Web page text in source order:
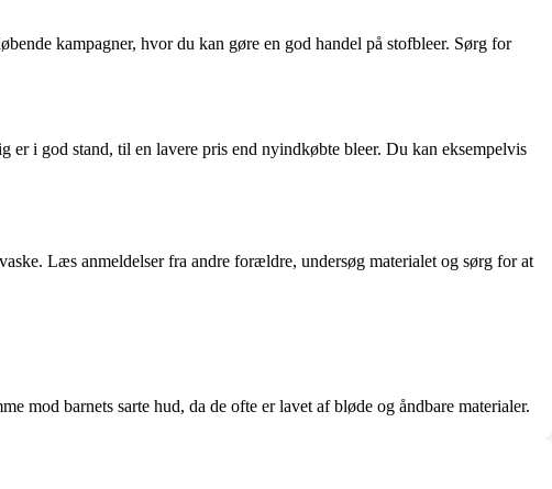
kampagner, hvor du kan gøre en god handel på stofbleer. Sørg for
i god stand, til en lavere pris end nyindkøbte bleer. Du kan eksempelvis
Læs anmeldelser fra andre forældre, undersøg materialet og sørg for at
mod barnets sarte hud, da de ofte er lavet af bløde og åndbare materialer.